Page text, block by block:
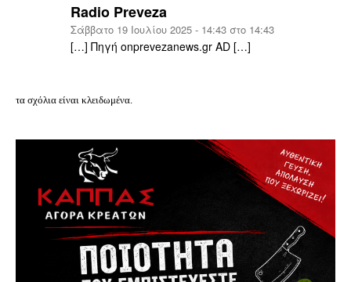
Radio Preveza
Σάββατο 19 Ιουλίου 2025 - 14:43 στο 14:43
[…] Πηγή onprevezanews.gr AD […]
τα σχόλια είναι κλειδωμένα.